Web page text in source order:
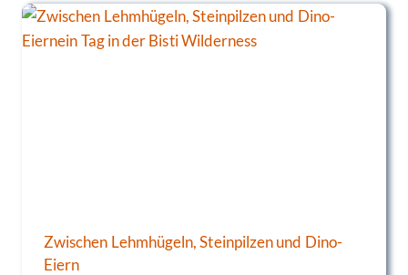
Zwischen Lehmhügeln, Steinpilzen und Dino-
Eiern